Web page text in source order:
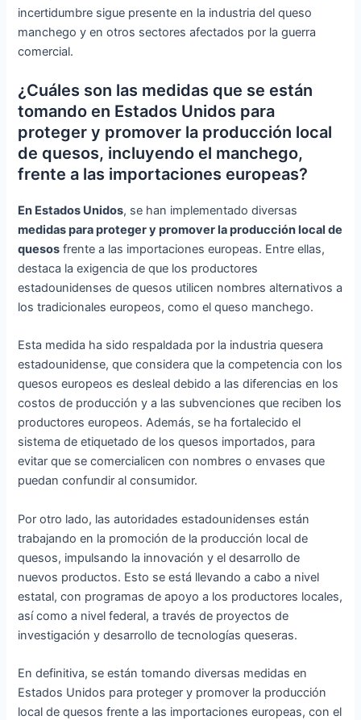
incertidumbre sigue presente en la industria del queso
manchego y en otros sectores afectados por la guerra
comercial.
¿Cuáles son las medidas que se están
tomando en Estados Unidos para
proteger y promover la producción local
de quesos, incluyendo el manchego,
frente a las importaciones europeas?
En Estados Unidos, se han implementado diversas
medidas para proteger y promover la producción local de
quesos frente a las importaciones europeas. Entre ellas,
destaca la exigencia de que los productores
estadounidenses de quesos utilicen nombres alternativos a
los tradicionales europeos, como el queso manchego.
Esta medida ha sido respaldada por la industria quesera
estadounidense, que considera que la competencia con los
quesos europeos es desleal debido a las diferencias en los
costos de producción y a las subvenciones que reciben los
productores europeos. Además, se ha fortalecido el
sistema de etiquetado de los quesos importados, para
evitar que se comercialicen con nombres o envases que
puedan confundir al consumidor.
Por otro lado, las autoridades estadounidenses están
trabajando en la promoción de la producción local de
quesos, impulsando la innovación y el desarrollo de
nuevos productos. Esto se está llevando a cabo a nivel
estatal, con programas de apoyo a los productores locales,
así como a nivel federal, a través de proyectos de
investigación y desarrollo de tecnologías queseras.
En definitiva, se están tomando diversas medidas en
Estados Unidos para proteger y promover la producción
local de quesos frente a las importaciones europeas, con el